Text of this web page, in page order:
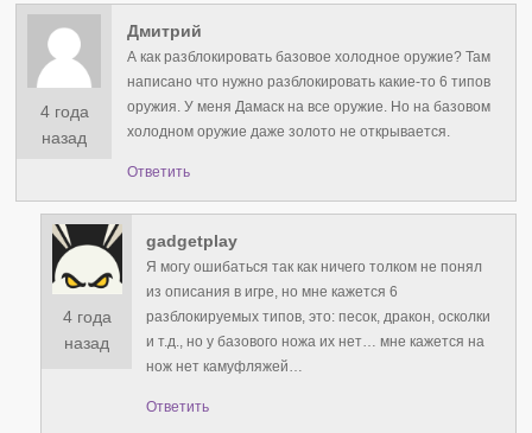
4 года
назад
Дмитрий
А как разблокировать базовое холодное оружие? Там
написано что нужно разблокировать какие-то 6 типов
оружия. У меня Дамаск на все оружие. Но на базовом
холодном оружие даже золото не открывается.
Ответить
4 года
назад
gadgetplay
Я могу ошибаться так как ничего толком не понял
из описания в игре, но мне кажется 6
разблокируемых типов, это: песок, дракон, осколки
и т.д., но у базового ножа их нет… мне кажется на
нож нет камуфляжей…
Ответить